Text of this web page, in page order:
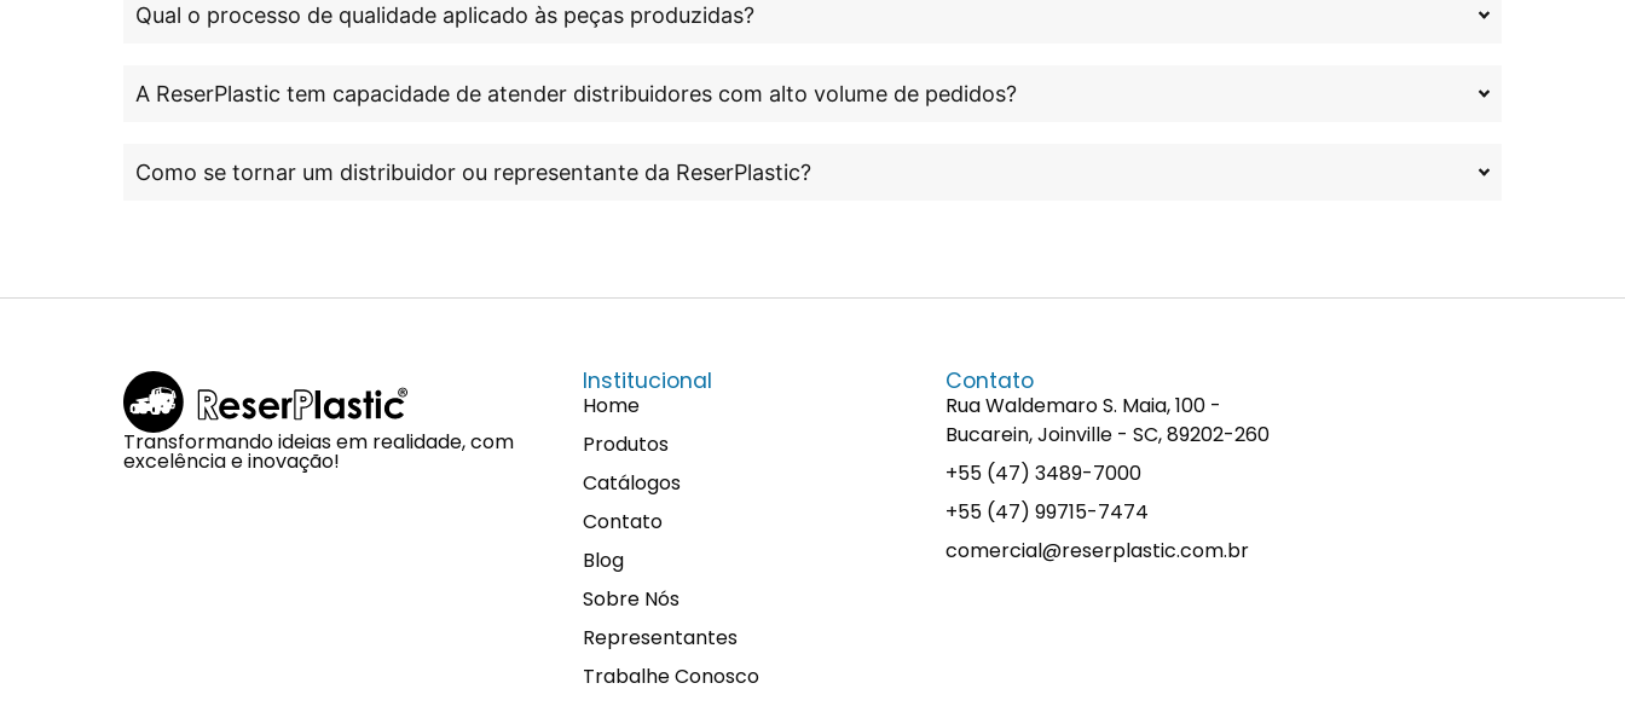
Qual o processo de qualidade aplicado às peças produzidas?
A ReserPlastic tem capacidade de atender distribuidores com alto volume de pedidos?
Como se tornar um distribuidor ou representante da ReserPlastic?
Transformando ideias em realidade, com
excelência e inovação!
Institucional
Home
Produtos
Catálogos
Contato
Blog
Sobre Nós
Representantes
Trabalhe Conosco
Contato
Rua Waldemaro S. Maia, 100 -
Bucarein, Joinville - SC, 89202-260
+55 (47) 3489-7000
+55 (47) 99715-7474
comercial@reserplastic.com.br